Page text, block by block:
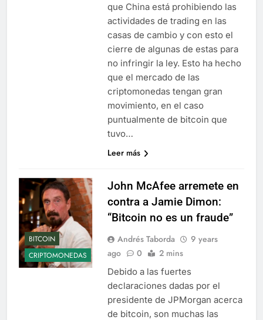
que China está prohibiendo las
actividades de trading en las
casas de cambio y con esto el
cierre de algunas de estas para
no infringir la ley. Esto ha hecho
que el mercado de las
criptomonedas tengan gran
movimiento, en el caso
puntualmente de bitcoin que
tuvo…
Leer más
BITCOIN
CRIPTOMONEDAS
John McAfee arremete en
contra a Jamie Dimon:
“Bitcoin no es un fraude”
Andrés Taborda
9 years
ago
0 2 mins
Debido a las fuertes
declaraciones dadas por el
presidente de JPMorgan acerca
de bitcoin, son muchas las